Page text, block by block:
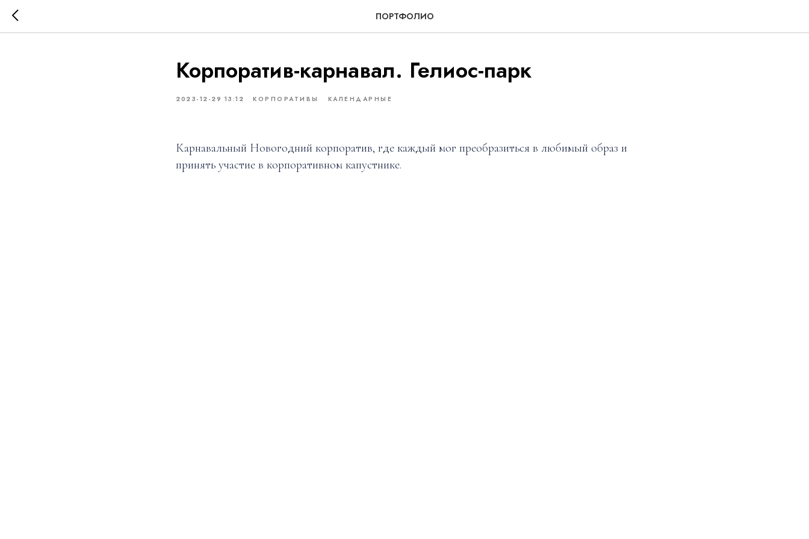
ПОРТФОЛИО
Корпоратив-карнавал. Гелиос-парк
2023-12-29 13:12 КОРПОРАТИВЫ КАЛЕНДАРНЫЕ
Карнавальный Новогодний корпоратив, где каждый мог преобразиться в любимый образ и
принять участие в корпоративном капустнике.